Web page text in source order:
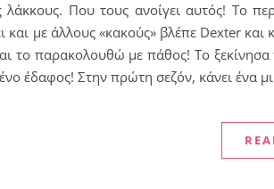
Που τους ανοίγει αυτός! Το
και με άλλους «κακούς» βλέπε Dexter
το παρακολουθώ με πάθος! Το
έδαφος! Στην πρώτη σεζόν, κάνει ένα